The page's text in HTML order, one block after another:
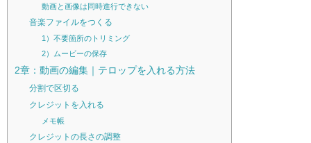
動画と画像は同時進行できない
音楽ファイルをつくる
1）不要箇所のトリミング
2）ムービーの保存
2章：動画の編集｜テロップを入れる方法
分割で区切る
クレジットを入れる
メモ帳
クレジットの長さの調整